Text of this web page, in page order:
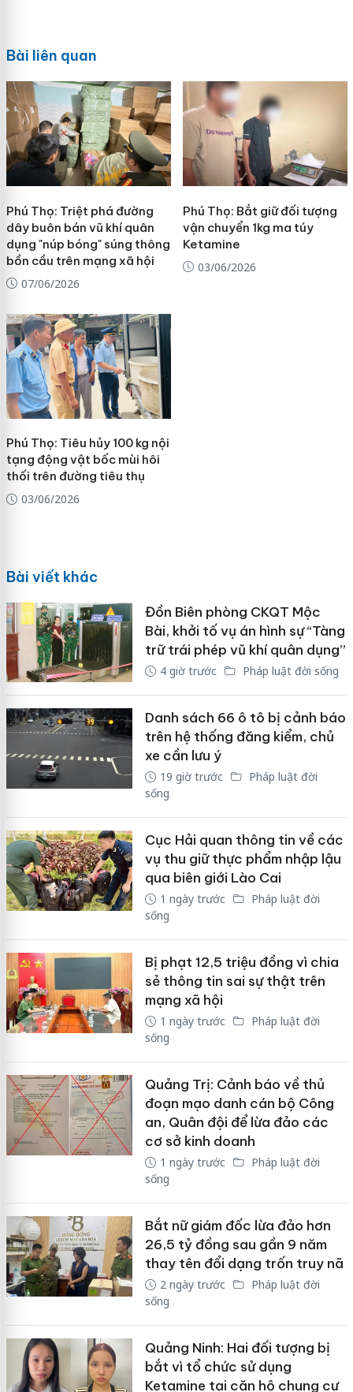
Bài liên quan
Phú Thọ: Triệt phá đường
dây buôn bán vũ khí quân
dụng "núp bóng" súng thông
bồn cầu trên mạng xã hội
07/06/2026
Phú Thọ: Bắt giữ đối tượng
vận chuyển 1kg ma túy
Ketamine
03/06/2026
Phú Thọ: Tiêu hủy 100 kg nội
tạng động vật bốc mùi hôi
thối trên đường tiêu thụ
03/06/2026
Bài viết khác
Đồn Biên phòng CKQT Mộc
Bài, khởi tố vụ án hình sự “Tàng
trữ trái phép vũ khí quân dụng”
4 giờ trước Pháp luật đời sống
Danh sách 66 ô tô bị cảnh báo
trên hệ thống đăng kiểm, chủ
xe cần lưu ý
19 giờ trước
Pháp luật đời
sống
Cục Hải quan thông tin về các
vụ thu giữ thực phẩm nhập lậu
qua biên giới Lào Cai
1 ngày trước
Pháp luật đời
sống
Bị phạt 12,5 triệu đồng vì chia
sẻ thông tin sai sự thật trên
mạng xã hội
1 ngày trước
Pháp luật đời
sống
Quảng Trị: Cảnh báo về thủ
đoạn mạo danh cán bộ Công
an, Quân đội để lừa đảo các
cơ sở kinh doanh
1 ngày trước
Pháp luật đời
sống
Bắt nữ giám đốc lừa đảo hơn
26,5 tỷ đồng sau gần 9 năm
thay tên đổi dạng trốn truy nã
2 ngày trước
Pháp luật đời
sống
Quảng Ninh: Hai đối tượng bị
bắt vì tổ chức sử dụng
Ketamine tại căn hộ chung cư